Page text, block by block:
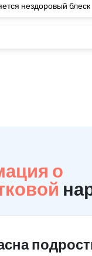
нездоровый блеск
о